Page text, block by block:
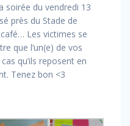
soirée du vendredi 13
près du Stade de
Les victimes se
que l’un(e) de vos
qu’ils reposent en
Tenez bon <3